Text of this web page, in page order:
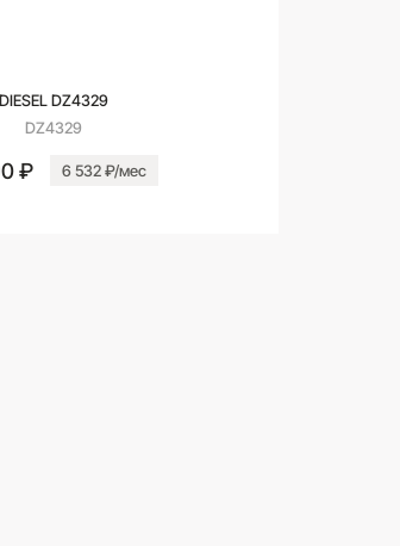
DIESEL DZ4329
DZ4329
₽ 6 532 ₽/мес